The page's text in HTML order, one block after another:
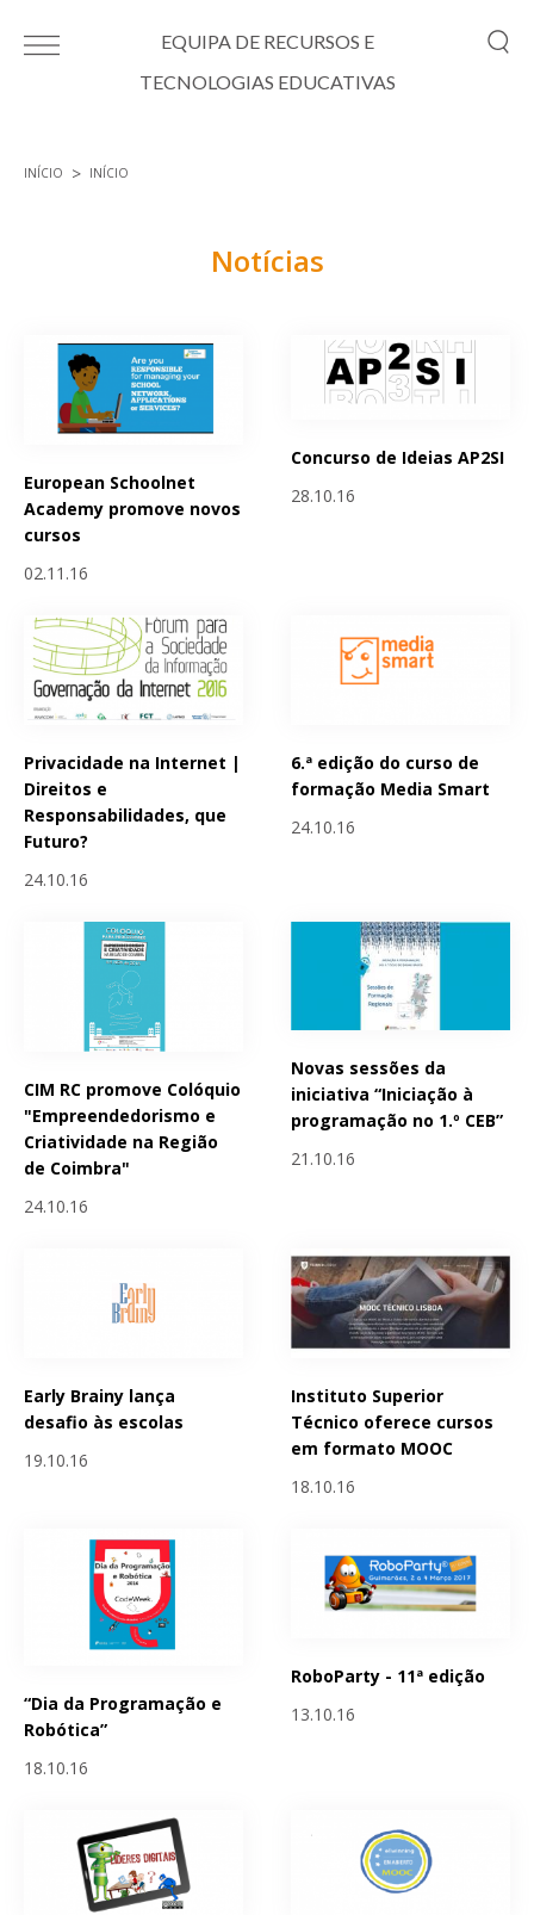
EQUIPA DE RECURSOS E
TECNOLOGIAS EDUCATIVAS
INÍCIO INÍCIO
Notícias
European Schoolnet
Academy promove novos
cursos
02.11.16
Concurso de Ideias AP2SI
28.10.16
Privacidade na Internet |
Direitos e
Responsabilidades, que
Futuro?
24.10.16
6.ª edição do curso de
formação Media Smart
24.10.16
CIM RC promove Colóquio
"Empreendedorismo e
Criatividade na Região
de Coimbra"
24.10.16
Novas sessões da
iniciativa “Iniciação à
programação no 1.º CEB”
21.10.16
Early Brainy lança
desafio às escolas
19.10.16
Instituto Superior
Técnico oferece cursos
em formato MOOC
18.10.16
“Dia da Programação e
Robótica”
18.10.16
RoboParty - 11ª edição
13.10.16
Páginas